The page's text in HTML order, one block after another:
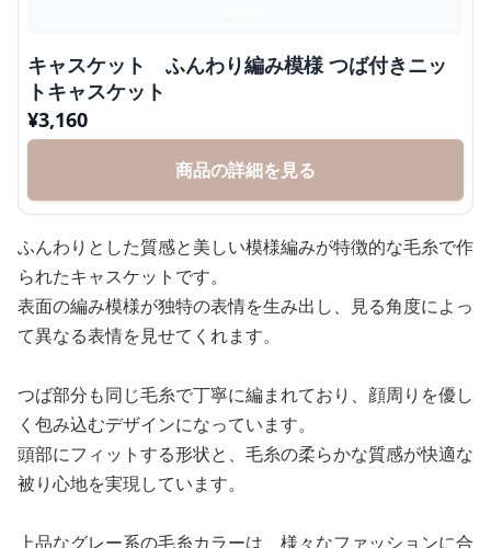
キャスケット ふんわり編み模様 つば付きニッ
トキャスケット
¥3,160
商品の詳細を見る
ふんわりとした質感と美しい模様編みが特徴的な毛糸で作
られたキャスケットです。
表面の編み模様が独特の表情を生み出し、見る角度によっ
て異なる表情を見せてくれます。
つば部分も同じ毛糸で丁寧に編まれており、顔周りを優し
く包み込むデザインになっています。
頭部にフィットする形状と、毛糸の柔らかな質感が快適な
被り心地を実現しています。
上品なグレー系の毛糸カラーは、様々なファッションに合